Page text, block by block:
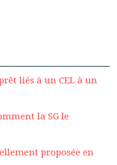
liés à un CEL à un
la SG le
proposée en